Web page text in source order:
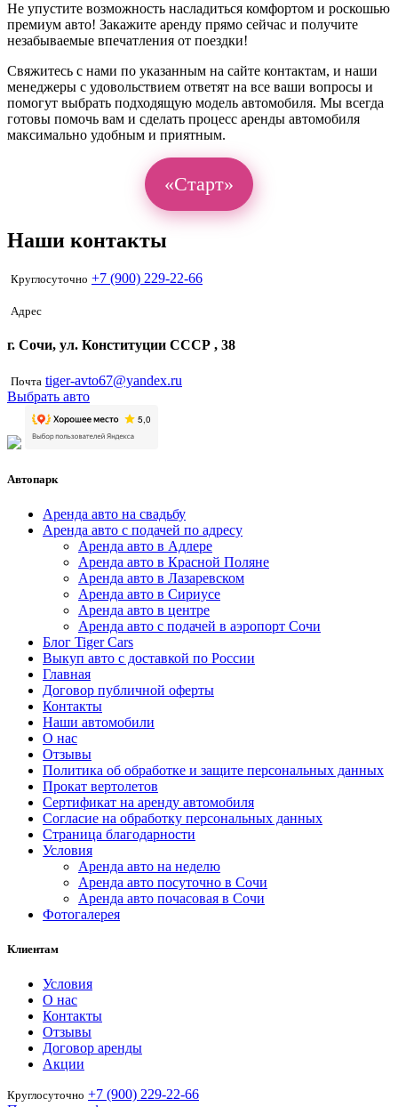
Не упустите возможность насладиться комфортом и роскошью
премиум авто! Закажите аренду прямо сейчас и получите
незабываемые впечатления от поездки!
Свяжитесь с нами по указанным на сайте контактам, и наши
менеджеры с удовольствием ответят на все ваши вопросы и
помогут выбрать подходящую модель автомобиля. Мы всегда
готовы помочь вам и сделать процесс аренды автомобиля
максимально удобным и приятным.
«Старт»
Наши контакты
Круглосуточно +7 (900) 229-22-66
Адрес
г. Сочи, ул. Конституции СССР , 38
Почта tiger-avto67@yandex.ru
Выбрать авто
Автопарк
Аренда авто на свадьбу
Аренда авто с подачей по адресу
Аренда авто в Адлере
Аренда авто в Красной Поляне
Аренда авто в Лазаревском
Аренда авто в Сириусе
Аренда авто в центре
Аренда авто с подачей в аэропорт Сочи
Блог Tiger Cars
Выкуп авто с доставкой по России
Главная
Договор публичной оферты
Контакты
Наши автомобили
О нас
Отзывы
Политика об обработке и защите персональных данных
Прокат вертолетов
Сертификат на аренду автомобиля
Согласие на обработку персональных данных
Страница благодарности
Условия
Аренда авто на неделю
Аренда авто посуточно в Сочи
Аренда авто почасовая в Сочи
Фотогалерея
Клиентам
Условия
О нас
Контакты
Отзывы
Договор аренды
Акции
Круглосуточно +7 (900) 229-22-66